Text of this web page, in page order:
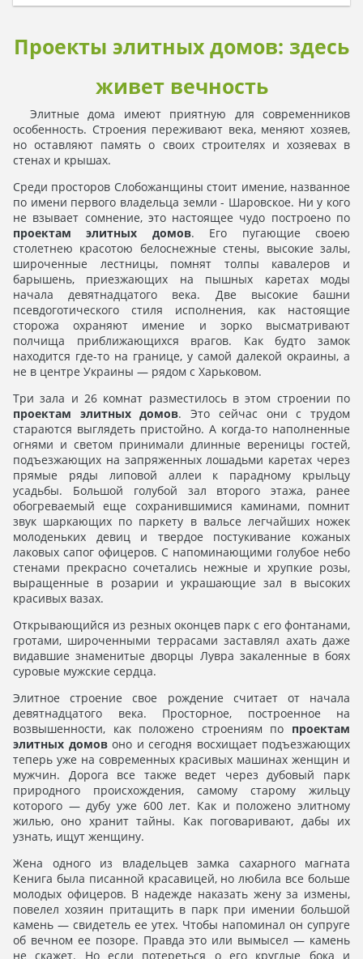
Проекты элитных домов: здесь
живет вечность
Элитные дома имеют приятную для современников
особенность. Строения переживают века, меняют хозяев,
но оставляют память о своих строителях и хозяевах в
стенах и крышах.
Среди просторов Слобожанщины стоит имение, названное
по имени первого владельца земли - Шаровское. Ни у кого
не взывает сомнение, это настоящее чудо построено по
проектам элитных домов. Его пугающие своею
столетнею красотою белоснежные стены, высокие залы,
широченные лестницы, помнят толпы кавалеров и
барышень, приезжающих на пышных каретах моды
начала девятнадцатого века. Две высокие башни
псевдоготического стиля исполнения, как настоящие
сторожа охраняют имение и зорко высматривают
полчища приближающихся врагов. Как будто замок
находится где-то на границе, у самой далекой окраины, а
не в центре Украины — рядом с Харьковом.
Три зала и 26 комнат разместилось в этом строении по
проектам элитных домов. Это сейчас они с трудом
стараются выглядеть пристойно. А когда-то наполненные
огнями и светом принимали длинные вереницы гостей,
подъезжающих на запряженных лошадьми каретах через
прямые ряды липовой аллеи к парадному крыльцу
усадьбы. Большой голубой зал второго этажа, ранее
обогреваемый еще сохранившимися каминами, помнит
звук шаркающих по паркету в вальсе легчайших ножек
молоденьких девиц и твердое постукивание кожаных
лаковых сапог офицеров. С напоминающими голубое небо
стенами прекрасно сочетались нежные и хрупкие розы,
выращенные в розарии и украшающие зал в высоких
красивых вазах.
Открывающийся из резных оконцев парк с его фонтанами,
гротами, широченными террасами заставлял ахать даже
видавшие знаменитые дворцы Лувра закаленные в боях
суровые мужские сердца.
Элитное строение свое рождение считает от начала
девятнадцатого века. Просторное, построенное на
возвышенности, как положено строениям по проектам
элитных домовоно и сегодня восхищает подъезжающих
теперь уже на современных красивых машинах женщин и
мужчин. Дорога все также ведет через дубовый парк
природного происхождения, самому старому жильцу
которого — дубу уже 600 лет. Как и положено элитному
жилью, оно хранит тайны. Как поговаривают, дабы их
узнать, ищут женщину.
Жена одного из владельцев замка сахарного магната
Кенига была писанной красавицей, но любила все больше
молодых офицеров. В надежде наказать жену за измены,
повелел хозяин притащить в парк при имении большой
камень — свидетель ее утех. Чтобы напоминал он супруге
об вечном ее позоре. Правда это или вымысел — камень
не скажет. Но если потереться о его круглые бока и